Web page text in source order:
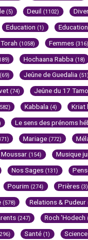
(5) Deuil (1102)
Education (1)
(1058) Femmes (316)
Hochaana Rabba (18)
(69) Jeûne de Guedalia (51)
(74) Jeûne du 17
Kabbala (4) Kriat
Le sens des prénoms
Mariage (772)
Moussar (154) Musique
Nos Sages (131)
Pourim (274) Prières (3)
(578) Relations & Pudeur
(247) Roch 'Hodech
Santé (1)